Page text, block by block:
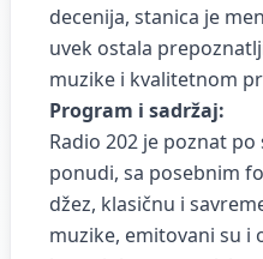
decenija, stanica je
uvek ostala
muzike i kvalitetnom
Program i sadržaj:
Radio 202 je poznat
ponudi, sa posebnim
džez, klasičnu i
muzike, emitovani su i